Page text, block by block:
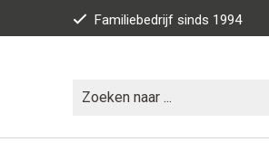
Familiebedrijf sinds 1994